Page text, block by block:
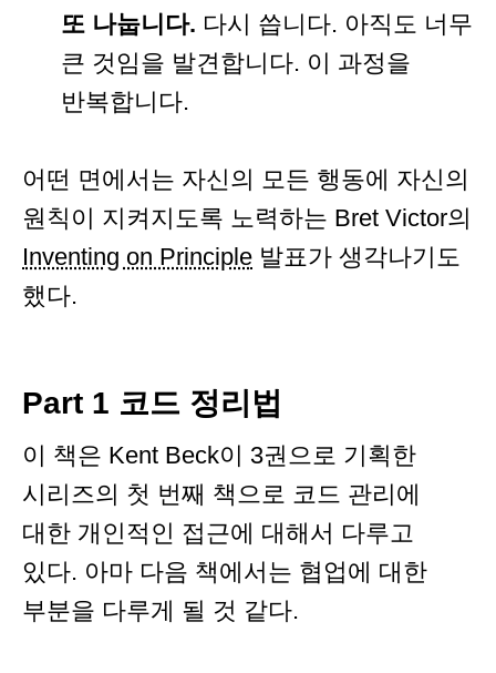
또 나눕니다. 다시 씁니다. 아직도 너무
큰 것임을 발견합니다. 이 과정을
반복합니다.
어떤 면에서는 자신의 모든 행동에 자신의
원칙이 지켜지도록 노력하는 Bret Victor의
Inventing on Principle 발표가 생각나기도
했다.
Part 1 코드 정리법
이 책은 Kent Beck이 3권으로 기획한
시리즈의 첫 번째 책으로 코드 관리에
대한 개인적인 접근에 대해서 다루고
있다. 아마 다음 책에서는 협업에 대한
부분을 다루게 될 것 같다.